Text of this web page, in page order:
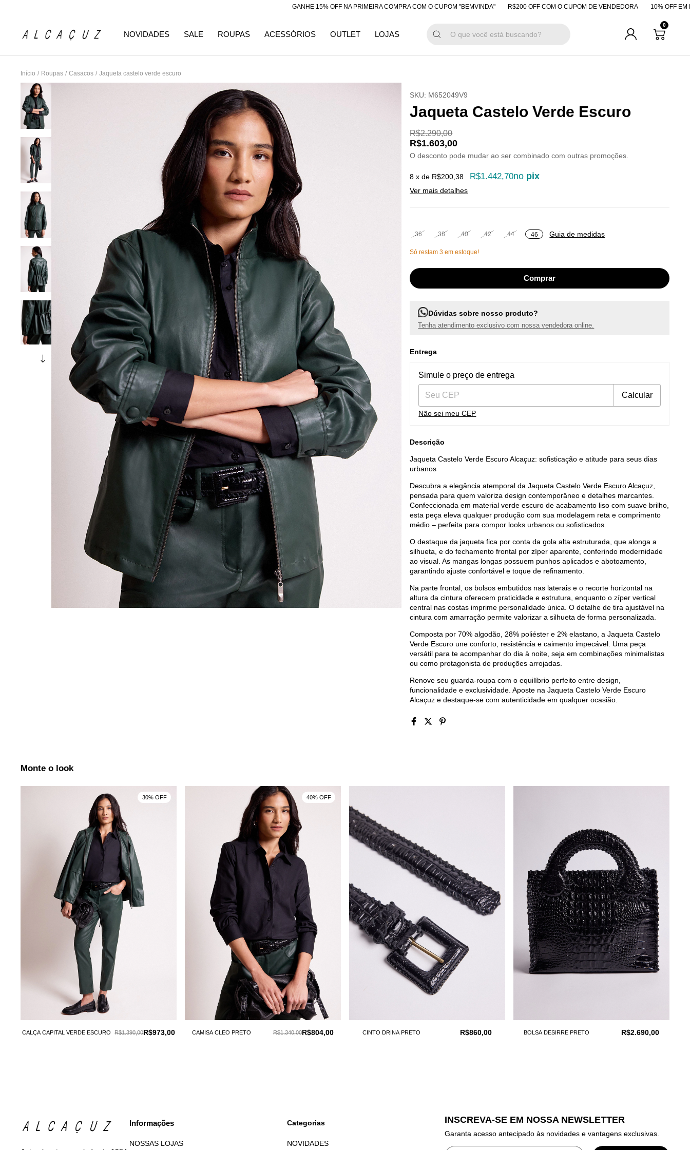
GANHE 15% OFF NA PRIMEIRA COMPRA COM O CUPOM "BEMVINDA" R$200 OFF COM O CUPOM DE VENDEDORA 10% OFF EM
NOVIDADES SALE ROUPAS ACESSÓRIOS OUTLET LOJAS
0
Início / Roupas / Casacos / Jaqueta castelo verde escuro
SKU: M652049V9
Jaqueta Castelo Verde Escuro
R$2.290,00
R$1.603,00
O desconto pode mudar ao ser combinado com outras promoções.
8 x de R$200,38 R$1.442,70no pix
Ver mais detalhes
36 38 40 42 44 46 Guia de medidas
Só restam3 em estoque!
Dúvidas sobre nosso produto?
Tenha atendimento exclusivo com nossa vendedora online.
Entrega
Entregas para o CEP:
Simule o preço de entrega
Calcular
Não sei meu CEP
Descrição
Jaqueta Castelo Verde Escuro Alcaçuz: sofisticação e atitude para seus dias
urbanos
Descubra a elegância atemporal da Jaqueta Castelo Verde Escuro Alcaçuz,
pensada para quem valoriza design contemporâneo e detalhes marcantes.
Confeccionada em material verde escuro de acabamento liso com suave brilho,
esta peça eleva qualquer produção com sua modelagem reta e comprimento
médio – perfeita para compor looks urbanos ou sofisticados.
O destaque da jaqueta fica por conta da gola alta estruturada, que alonga a
silhueta, e do fechamento frontal por zíper aparente, conferindo modernidade
ao visual. As mangas longas possuem punhos aplicados e abotoamento,
garantindo ajuste confortável e toque de refinamento.
Na parte frontal, os bolsos embutidos nas laterais e o recorte horizontal na
altura da cintura oferecem praticidade e estrutura, enquanto o zíper vertical
central nas costas imprime personalidade única. O detalhe de tira ajustável na
cintura com amarração permite valorizar a silhueta de forma personalizada.
Composta por 70% algodão, 28% poliéster e 2% elastano, a Jaqueta Castelo
Verde Escuro une conforto, resistência e caimento impecável. Uma peça
versátil para te acompanhar do dia à noite, seja em combinações minimalistas
ou como protagonista de produções arrojadas.
Renove seu guarda-roupa com o equilíbrio perfeito entre design,
funcionalidade e exclusividade. Aposte na Jaqueta Castelo Verde Escuro
Alcaçuz e destaque-se com autenticidade em qualquer ocasião.
Monte o look
CALÇA CAPITAL VERDE ESCURO R$973,00
R$1.390,00
30% OFF
CAMISA CLEO PRETO R$804,00
R$1.340,00
40% OFF
CINTO DRINA PRETO R$860,00 BOLSA DESIRRE PRETO R$2.690,00
Informações
NOSSAS LOJAS
Categorias
NOVIDADES
INSCREVA-SE EM NOSSA NEWSLETTER
Garanta acesso antecipado às novidades e vantagens exclusivas.